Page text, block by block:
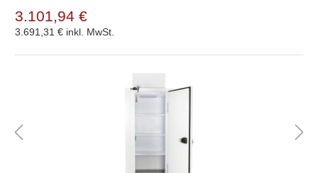
3.101,94 €
3.691,31 € inkl. MwSt.